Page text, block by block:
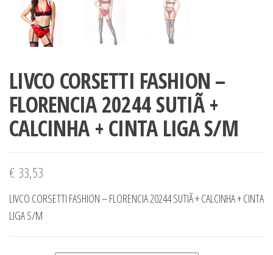
LIVCO CORSETTI FASHION –
FLORENCIA 20244 SUTIÃ +
CALCINHA + CINTA LIGA S/M
€ 33,53
LIVCO CORSETTI FASHION – FLORENCIA 20244 SUTIÃ + CALCINHA + CINTA
LIGA S/M